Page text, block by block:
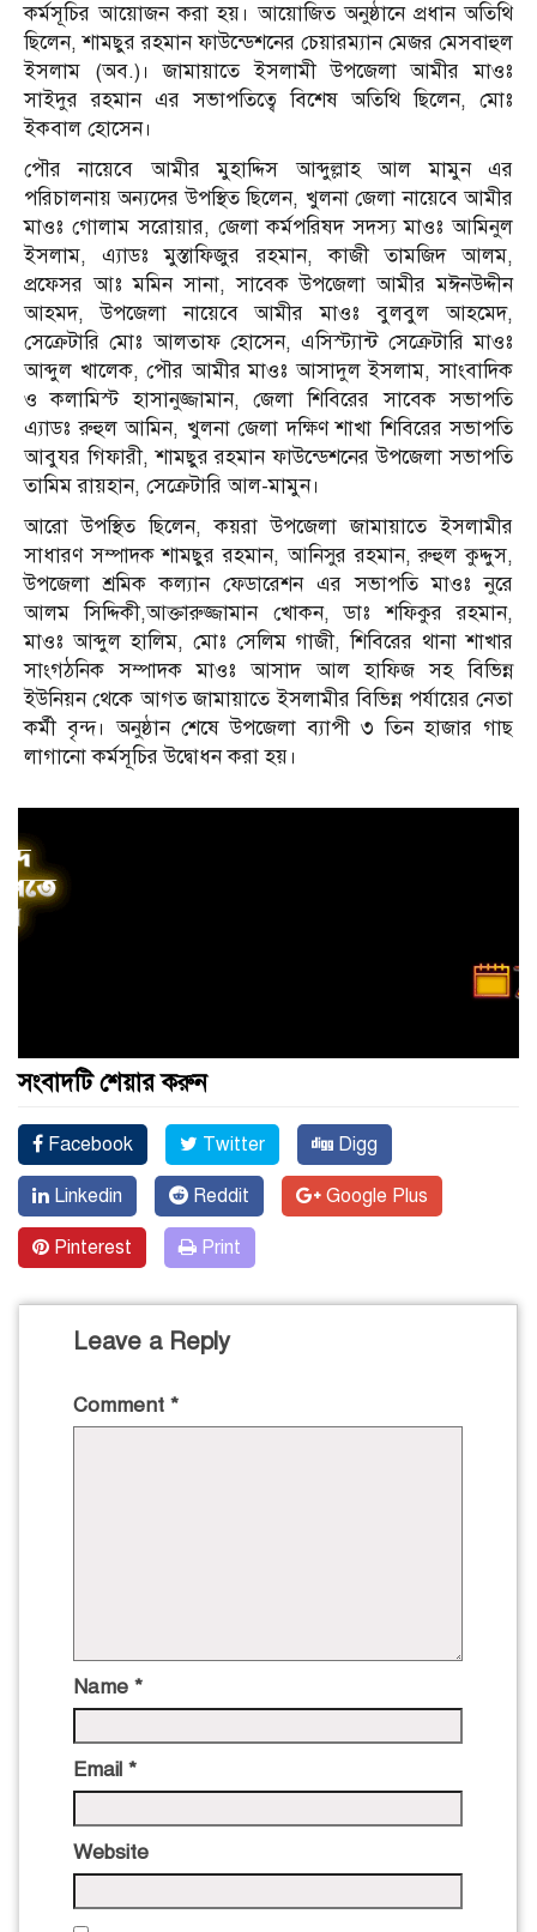
কর্মসূচির আয়োজন করা হয়। আয়োজিত অনুষ্ঠানে প্রধান অতিথি
ছিলেন, শামছুর রহমান ফাউন্ডেশনের চেয়ারম্যান মেজর মেসবাহুল
ইসলাম (অব.)। জামায়াতে ইসলামী উপজেলা আমীর মাওঃ
সাইদুর রহমান এর সভাপতিত্বে বিশেষ অতিথি ছিলেন, মোঃ
ইকবাল হোসেন।
পৌর নায়েবে আমীর মুহাদ্দিস আব্দুল্লাহ আল মামুন এর
পরিচালনায় অন্যদের উপস্থিত ছিলেন, খুলনা জেলা নায়েবে আমীর
মাওঃ গোলাম সরোয়ার, জেলা কর্মপরিষদ সদস্য মাওঃ আমিনুল
ইসলাম, এ্যাডঃ মুস্তাফিজুর রহমান, কাজী তামজিদ আলম,
প্রফেসর আঃ মমিন সানা, সাবেক উপজেলা আমীর মঈনউদ্দীন
আহমদ, উপজেলা নায়েবে আমীর মাওঃ বুলবুল আহমেদ,
সেক্রেটারি মোঃ আলতাফ হোসেন, এসিস্ট্যান্ট সেক্রেটারি মাওঃ
আব্দুল খালেক, পৌর আমীর মাওঃ আসাদুল ইসলাম, সাংবাদিক
ও কলামিস্ট হাসানুজ্জামান, জেলা শিবিরের সাবেক সভাপতি
এ্যাডঃ রুহুল আমিন, খুলনা জেলা দক্ষিণ শাখা শিবিরের সভাপতি
আবুযর গিফারী, শামছুর রহমান ফাউন্ডেশনের উপজেলা সভাপতি
তামিম রায়হান, সেক্রেটারি আল-মামুন।
আরো উপস্থিত ছিলেন, কয়রা উপজেলা জামায়াতে ইসলামীর
সাধারণ সম্পাদক শামছুর রহমান, আনিসুর রহমান, রুহুল কুদ্দুস,
উপজেলা শ্রমিক কল্যান ফেডারেশন এর সভাপতি মাওঃ নুরে
আলম সিদ্দিকী,আক্তারুজ্জামান খোকন, ডাঃ শফিকুর রহমান,
মাওঃ আব্দুল হালিম, মোঃ সেলিম গাজী, শিবিরের থানা শাখার
সাংগঠনিক সম্পাদক মাওঃ আসাদ আল হাফিজ সহ বিভিন্ন
ইউনিয়ন থেকে আগত জামায়াতে ইসলামীর বিভিন্ন পর্যায়ের নেতা
কর্মী বৃন্দ। অনুষ্ঠান শেষে উপজেলা ব্যাপী ৩ তিন হাজার গাছ
লাগানো কর্মসূচির উদ্বোধন করা হয়।
সংবাদটি শেয়ার করুন
Facebook Twitter Digg
Linkedin Reddit Google Plus
Pinterest Print
Leave a Reply
Comment *
Name *
Email *
Website